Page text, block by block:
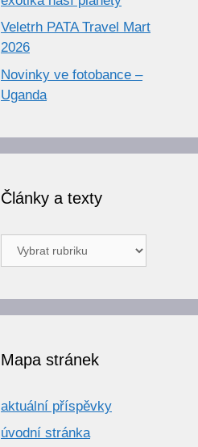
Veletrh PATA Travel Mart
2026
Novinky ve fotobance –
Uganda
Články a texty
Články
a
Mapa stránek
aktuální příspěvky
úvodní stránka